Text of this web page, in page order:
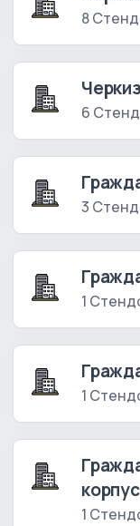
8
6
3
1
1
1